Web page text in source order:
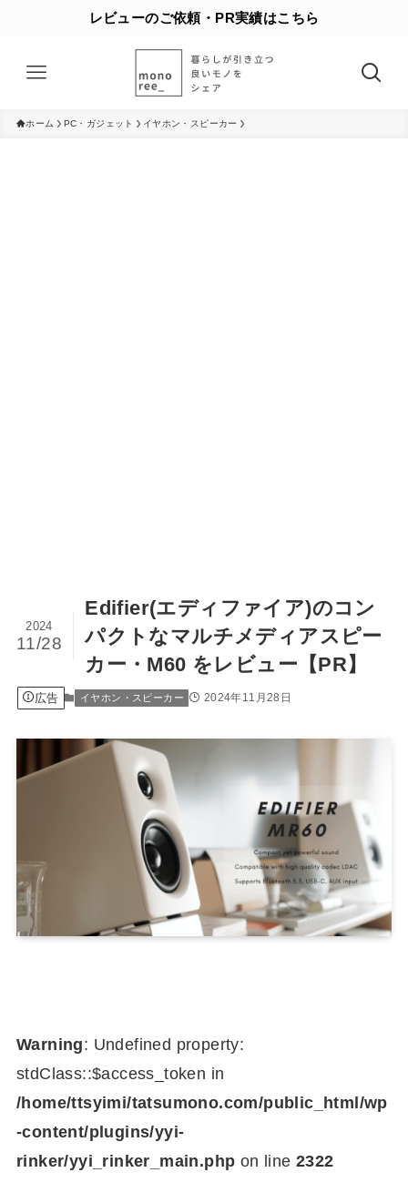
レビューのご依頼・PR実績はこちら
ホーム PC・ガジェット イヤホン・スピーカー
Edifier(エディファイア)のコン
パクトなマルチメディアスピー
カー・M60 をレビュー【PR】
2024
11/28
広告 イヤホン・スピーカー 2024年11月28日
Warning: Undefined property:
stdClass::$access_token in
/home/ttsyimi/tatsumono.com/public_html/wp
-content/plugins/yyi-
rinker/yyi_rinker_main.php on line2322